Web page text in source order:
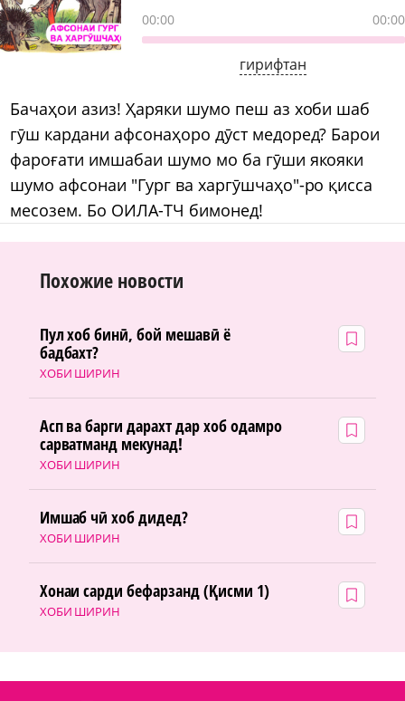
00:00 00:00
гирифтан
Бачаҳои азиз! Ҳаряки шумо пеш аз хоби шаб
гӯш кардани афсонаҳоро дӯст медоред? Барои
фароғати имшабаи шумо мо ба гӯши якояки
шумо афсонаи "Гург ва харгӯшчаҳо"-ро қисса
месозем. Бо ОИЛА-ТЧ бимонед!
Похожие новости
ХОБИ ШИРИН
Пул хоб бинӣ, бой мешавӣ ё
бадбахт?
ХОБИ ШИРИН
Асп ва барги дарахт дар хоб одамро
сарватманд мекунад!
ХОБИ ШИРИН
Имшаб чӣ хоб дидед?
ХОБИ ШИРИН
Хонаи сарди бефарзанд (Қисми 1)